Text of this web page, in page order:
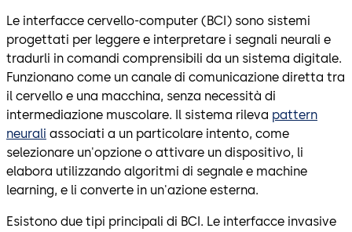
Le interfacce cervello-computer (BCI) sono sistemi
progettati per leggere e interpretare i segnali neurali e
tradurli in comandi comprensibili da un sistema digitale.
Funzionano come un canale di comunicazione diretta tra
il cervello e una macchina, senza necessità di
intermediazione muscolare. Il sistema rileva pattern
neurali associati a un particolare intento, come
selezionare un'opzione o attivare un dispositivo, li
elabora utilizzando algoritmi di segnale e machine
learning, e li converte in un'azione esterna.
Esistono due tipi principali di BCI. Le interfacce invasive